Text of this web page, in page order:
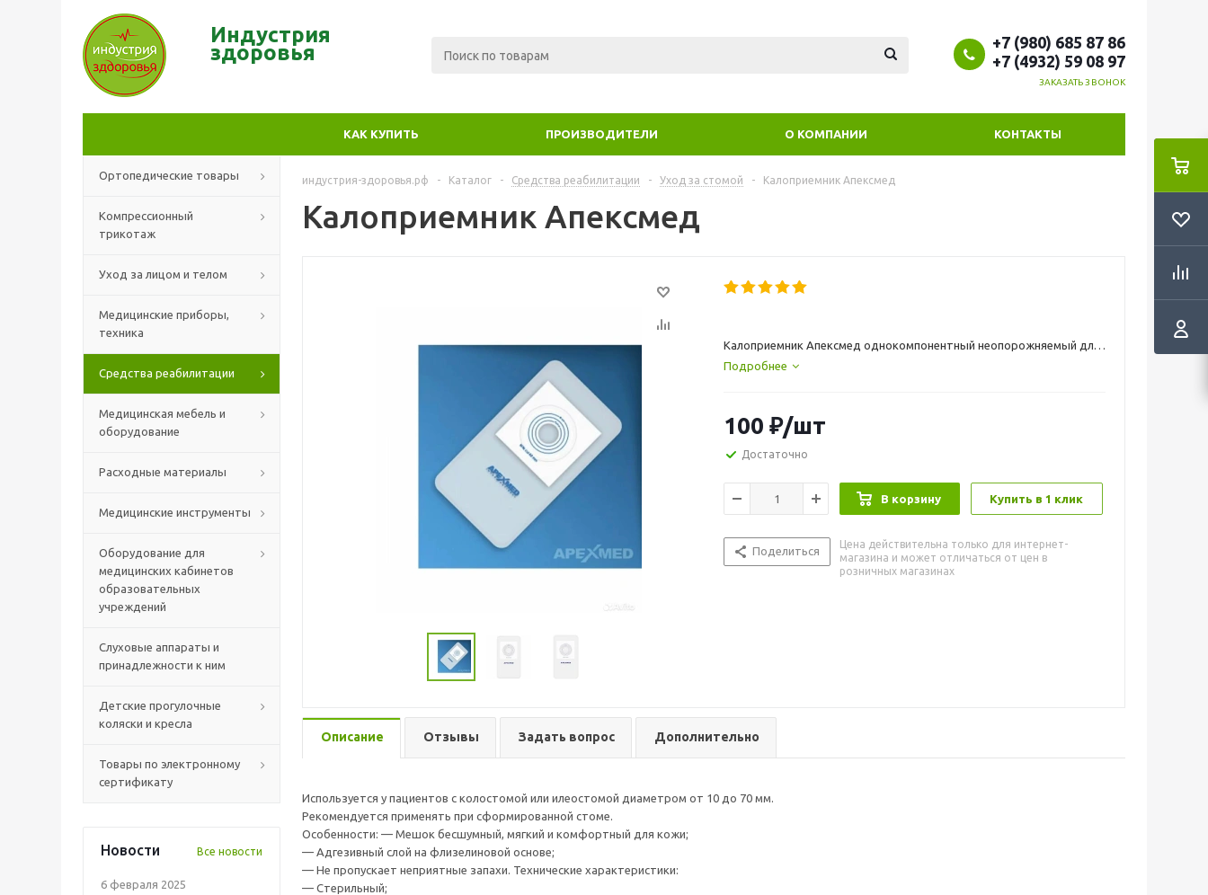
Индустрия
здоровья
+7 (980) 685 87 86
+7 (4932) 59 08 97
ЗАКАЗАТЬ ЗВОНОК
КАК КУПИТЬ ПРОИЗВОДИТЕЛИ О КОМПАНИИ КОНТАКТЫ
Ортопедические товары
Компрессионный
трикотаж
Уход за лицом и телом
Медицинские приборы,
техника
Средства реабилитации
Медицинская мебель и
оборудование
Расходные материалы
Медицинские инструменты
Оборудование для
медицинских кабинетов
образовательных
учреждений
Слуховые аппараты и
принадлежности к ним
Детские прогулочные
коляски и кресла
Товары по электронному
сертификату
Новости Все новости
6 февраля 2025
индустрия-здоровья.рф - Каталог - Средства реабилитации - Уход за стомой - Калоприемник Апексмед
Калоприемник Апексмед
Калоприемник Апексмед однокомпонентный неопорожняемый для
стомы от 15 до 70мм
Подробнее
100 ₽/шт
Достаточно
В корзину Купить в 1 клик
Поделиться
Цена действительна только для интернет-
магазина и может отличаться от цен в
розничных магазинах
Описание Отзывы Задать вопрос Дополнительно
Используется у пациентов с колостомой или илеостомой диаметром от 10 до 70 мм.
Рекомендуется применять при сформированной стоме.
Особенности: — Мешок бесшумный, мягкий и комфортный для кожи;
— Адгезивный слой на флизелиновой основе;
— Не пропускает неприятные запахи. Технические характеристики:
— Стерильный;